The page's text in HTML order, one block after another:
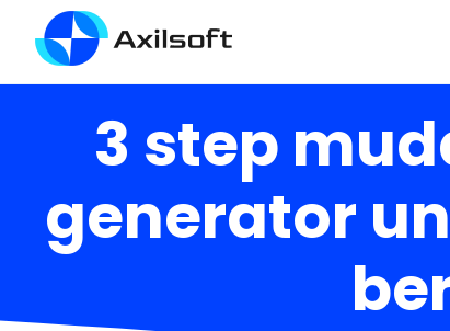
3 step
generator